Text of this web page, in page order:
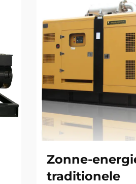
Zonne-
traditionele